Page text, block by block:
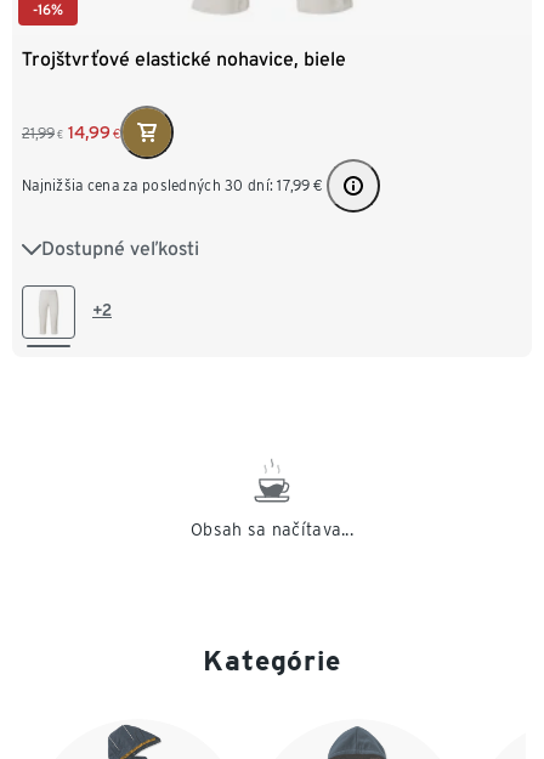
-16%
Trojštvrťové elastické nohavice, biele
21,99 € 14,99 €
Najnižšia cena za posledných 30 dní: 17,99 €
Dostupné veľkosti
36 38 40 42
54 +2
Obsah sa načítava...
Kategórie